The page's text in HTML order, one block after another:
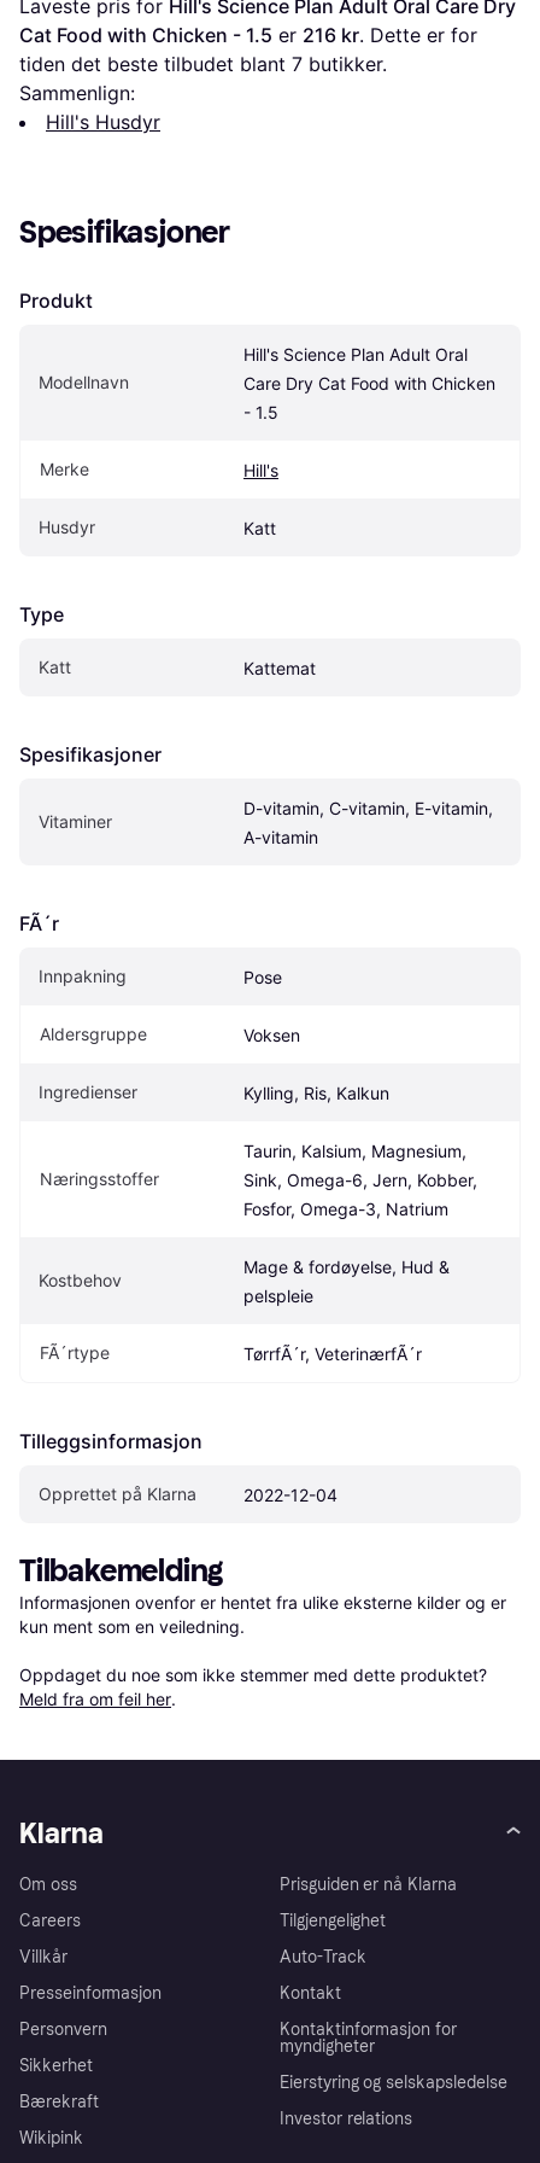
Laveste pris for Hill's Science Plan Adult Oral Care Dry
Cat Food with Chicken - 1.5 er 216 kr. Dette er for
tiden det beste tilbudet blant 7 butikker.
Sammenlign:
Hill's Husdyr
Spesifikasjoner
Produkt
Modellnavn
Hill's Science Plan Adult Oral
Care Dry Cat Food with Chicken
- 1.5
Merke Hill's
Husdyr Katt
Type
Katt Kattemat
Spesifikasjoner
Vitaminer
D-vitamin, C-vitamin, E-vitamin,
A-vitamin
FÃ´r
Innpakning Pose
Aldersgruppe Voksen
Ingredienser Kylling, Ris, Kalkun
Næringsstoffer
Taurin, Kalsium, Magnesium,
Sink, Omega-6, Jern, Kobber,
Fosfor, Omega-3, Natrium
Kostbehov
Mage & fordøyelse, Hud &
pelspleie
FÃ´rtype TørrfÃ´r, VeterinærfÃ´r
Tilleggsinformasjon
Opprettet på Klarna 2022-12-04
Tilbakemelding
Informasjonen ovenfor er hentet fra ulike eksterne kilder og er
kun ment som en veiledning.
Oppdaget du noe som ikke stemmer med dette produktet?
Meld fra om feil her.
Klarna
Om oss
Careers
Villkår
Presseinformasjon
Personvern
Sikkerhet
Bærekraft
Wikipink
Prisguiden er nå Klarna
Tilgjengelighet
Auto-Track
Kontakt
Kontaktinformasjon for
myndigheter
Eierstyring og selskapsledelse
Investor relations